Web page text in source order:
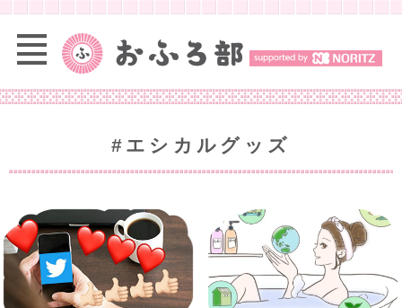
#エシカルグッズ